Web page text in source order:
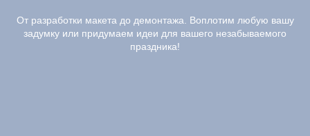
От разработки макета до демонтажа. Воплотим любую вашу
задумку или придумаем идеи для вашего незабываемого
праздника!